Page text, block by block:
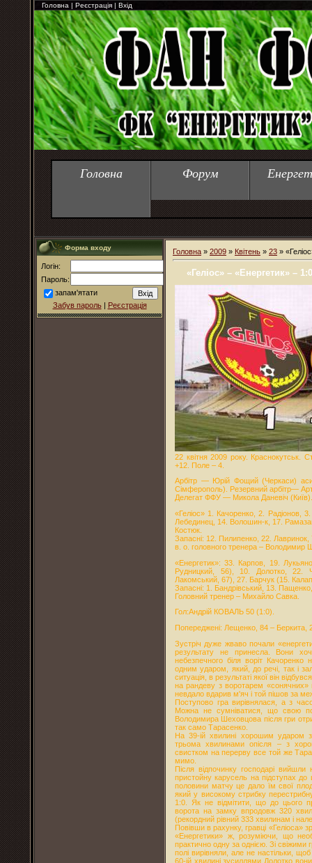
Головна | Реєстрація | Вхід
Головна Форум
Форма входу
Логін:
Пароль:
запам'ятати
Забув пароль| Реєстрація
Головна » 2009 » Квітень » 23 »
«Геліос» – «Енергетик» –
22 квітня 2009 року. Краснокутськ.
+12. Поле – 4.
Арбітр — Юрій Фощий (Черкаси)
Сімферополь). Резервний арбітр—
Делегат ФФУ — Микола Даневіч (Київ).
«Геліос» 1. Качоренко, 2. Радіонов,
Лебединец, 14. Волошин-к, 17.
Костюк.
Запасні: 12. Пилипенко, 22.
в. о. головного тренера – Володимир
«Енергетик»: 33. Карпов, 19.
Рудницкий, 56), 10. Долотко, 22.
Лакомський, 67), 27. Барчук (15.
Запасні: 1. Бандрівський, 13.
Головний тренер – Михайло Савка.
Гол:Андрій КОВАЛЬ 50 (1:0).
Попереджені: Лещенко, 84 – Беркита,
Зустріч дуже жваво почали
результату не принесла. Вони
небезпечного біля воріт Качоренко
одним ударом, який, до речі, так і
ситуація, в результаті якої він
на рандеву з воротарем «сонячних»
невдало вдарив м'яч і той пішов за
Поступово гра вирівнялася, а з
Можна не сумніватися, що свою
Володимира Шеховцова після гри
так само Тарасенко.
На 39-ій хвилині хорошим ударом
трьома хвилинами опісля – з
свистком на перерву все той же
мимо.
Після відпочинку господарі
пристойну карусель на підступах до
половини матчу це дало їм свої
який у високому стрибку
1:0. Як не відмітити, що до цього
ворота на замку впродовж 320
(рекордний рівний 333 хвилинам і
Повівши в рахунку, гравці «Геліоса»
«Енергетики» ж, розуміючи, що
практично одну за однією. Зі свіжими
полі вирівняли, але не настільки,
60-ій хвилині зусиллями Долотко